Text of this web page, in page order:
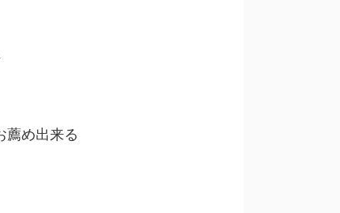
薦め出来る